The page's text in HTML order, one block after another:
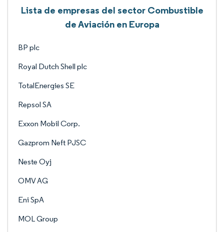
Lista de empresas del sector Combustible
de Aviación en Europa
BP plc
Royal Dutch Shell plc
TotalEnergies SE
Repsol SA
Exxon Mobil Corp.
Gazprom Neft PJSC
Neste Oyj
OMV AG
Eni SpA
MOL Group